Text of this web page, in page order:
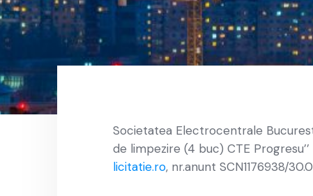
Societatea Electrocentrale
de limpezire (4 buc) CTE
licitatie.ro, nr.anunt SCN1176938/